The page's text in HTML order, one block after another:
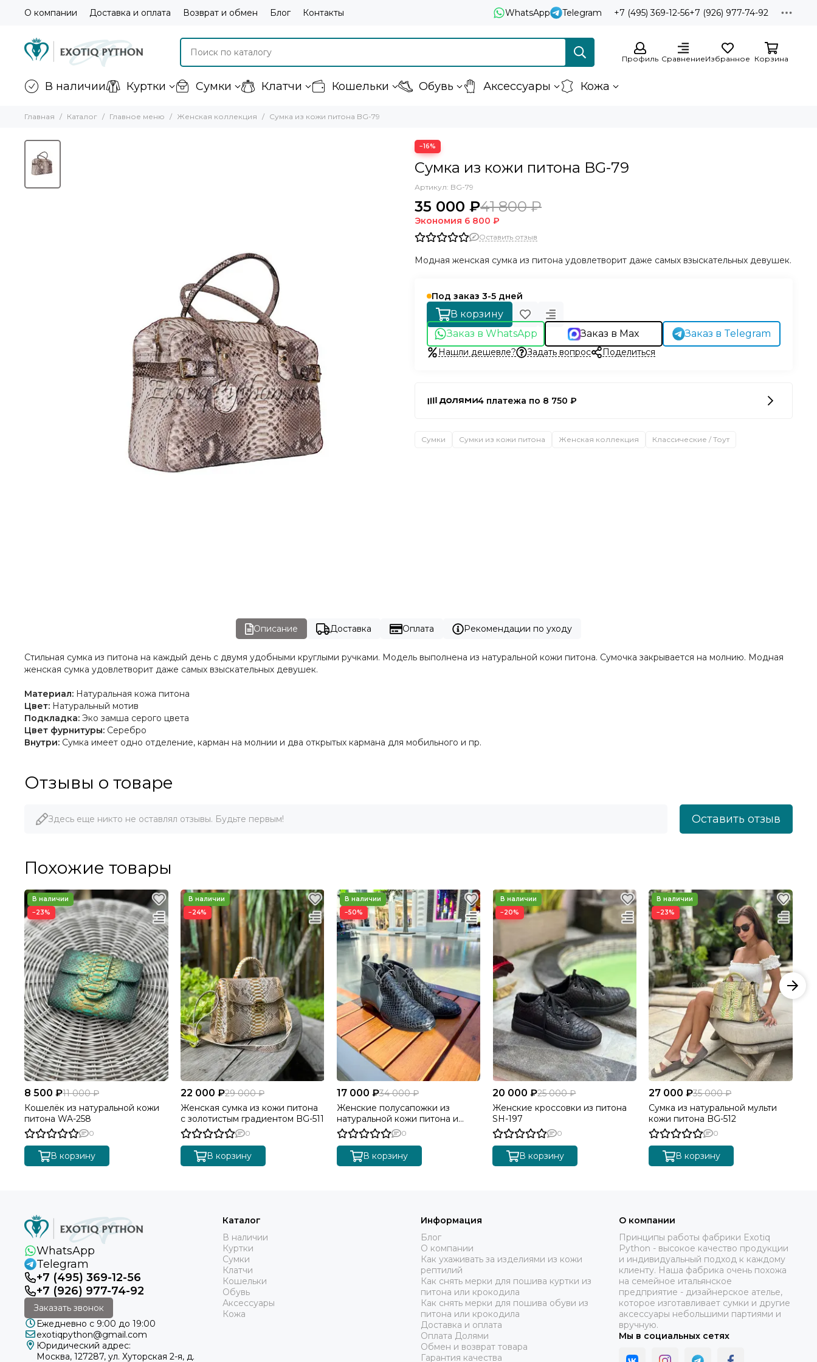
О компании Доставка и оплата Возврат и обмен Блог Контакты WhatsApp Telegram +7 (495) 369-12-56+7 (926) 977-74-92
Профиль СравнениеИзбранное Корзина
В наличии Куртки Сумки Клатчи Кошельки Обувь Аксессуары Кожа
Главная Каталог Главное меню Женская коллекция Сумка из кожи питона BG-79
−16%
Сумка из кожи питона BG-79
Артикул: BG-79
35 000 ₽41 800 ₽
Экономия 6 800 ₽
Оставить отзыв
Модная женская сумка из питона удовлетворит даже самых взыскательных девушек.
Под заказ 3-5 дней
В корзину
Заказ в WhatsApp
Заказ в Max Заказ в Telegram
Нашли дешевле? Задать вопрос Поделиться
4 платежа по 8 750 ₽
Сумки Сумки из кожи питона Женская коллекция Классические / Тоут
Описание Доставка Оплата Рекомендации по уходу
Стильная сумка из питона на каждый день с двумя удобными круглыми ручками. Модель выполнена из натуральной кожи питона. Сумочка закрывается на молнию. Модная
женская сумка удовлетворит даже самых взыскательных девушек.
Материал: Натуральная кожа питона
Цвет: Натуральный мотив
Подкладка: Эко замша серого цвета
Цвет фурнитуры: Серебро
Внутри: Сумка имеет одно отделение, карман на молнии и два открытых кармана для мобильного и пр.
Отзывы о товаре
Здесь еще никто не оставлял отзывы. Будьте первым! Оставить отзыв
Похожие товары
−23%
8 500 ₽11 000 ₽
Кошелёк из натуральной кожи
питона WA-258
0
В корзину
−24%
22 000 ₽29 000 ₽
Женская сумка из кожи питона
с золотистым градиентом BG-511
0
В корзину
−50%
17 000 ₽34 000 ₽
Женские полусапожки из
натуральной кожи питона и
ягнёнка SH-1980
В корзину
−20%
20 000 ₽25 000 ₽
Женские кроссовки из питона
SH-197
0
В корзину
−23%
27 000 ₽35 000 ₽
Сумка из натуральной мульти
кожи питона BG-512
0
В корзину
WhatsApp
Telegram
+7 (495) 369-12-56
+7 (926) 977-74-92
Заказать звонок
Ежедневно с 9:00 до 19:00
exotiqpython@gmail.com
Юридический адрес:
Москва, 127287, ул. Хуторская 2-я, д.
Каталог
В наличии
Куртки
Сумки
Клатчи
Кошельки
Обувь
Аксессуары
Кожа
Информация
Блог
О компании
Как ухаживать за изделиями из кожи
рептилий
Как снять мерки для пошива куртки из
питона или крокодила
Как снять мерки для пошива обуви из
питона или крокодила
Доставка и оплата
Оплата Долями
Обмен и возврат товара
Гарантия качества
О компании
Принципы работы фабрики Exotiq
Python - высокое качество продукции
и индивидуальный подход к каждому
клиенту. Наша фабрика очень похожа
на семейное итальянское
предприятие - дизайнерское ателье,
которое изготавливает сумки и другие
аксессуары небольшими партиями и
вручную.
Мы в социальных сетях